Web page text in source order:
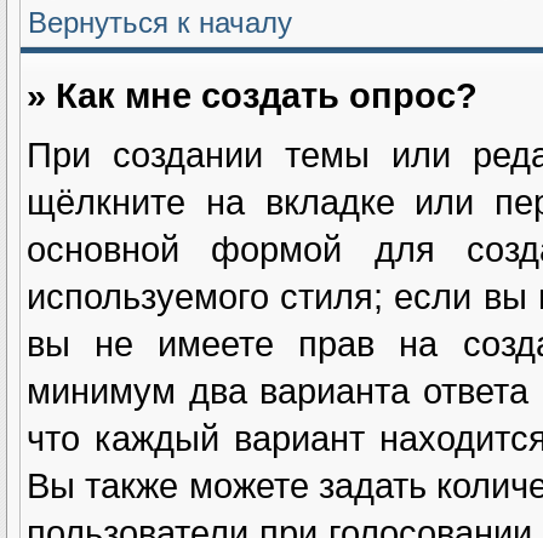
Вернуться к началу
» Как мне создать опрос?
При создании темы или
щёлкните на вкладке или
основной формой для
используемого стиля; если
вы не имеете прав на
минимум два варианта
что каждый вариант
Вы также можете задать